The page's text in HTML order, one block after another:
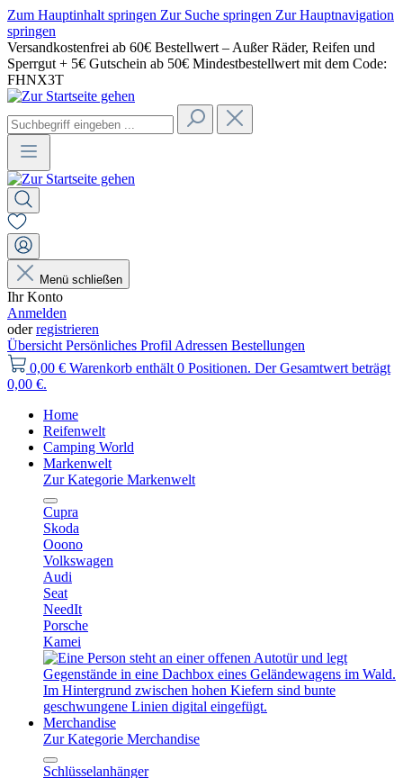
Zum Hauptinhalt springen Zur Suche springen Zur Hauptnavigation
springen
Versandkostenfrei ab 60€ Bestellwert – Außer Räder, Reifen und
Sperrgut + 5€ Gutschein ab 50€ Mindestbestellwert mit dem Code:
FHNX3T
Menü schließen
Ihr Konto
Anmelden
oderregistrieren
Übersicht Persönliches Profil Adressen Bestellungen
0,00 € Warenkorb enthält 0 Positionen. Der Gesamtwert beträgt
0,00 €.
Home
Reifenwelt
Camping World
Markenwelt
Zur Kategorie Markenwelt
Cupra
Skoda
Ooono
Volkswagen
Audi
Seat
NeedIt
Porsche
Kamei
Merchandise
Zur Kategorie Merchandise
Schlüsselanhänger